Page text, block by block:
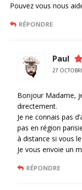
Pouvez vous nous
RÉPONDRE
Paul
27
Bonjour Madame,
directement.
Je ne connais pas
pas en région
à distance si vous
Je vous envoie un
RÉPONDRE